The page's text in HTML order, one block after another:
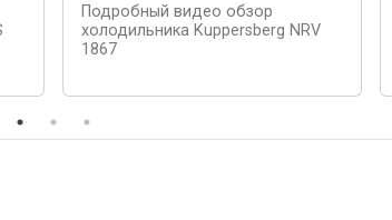
Подробный видео обзор
холодильника Kuppersberg NRV
1867